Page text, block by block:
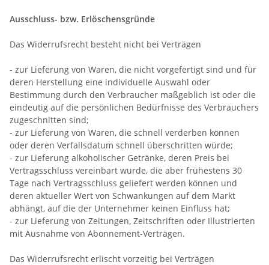
Ausschluss- bzw. Erlöschensgründe
Das Widerrufsrecht besteht nicht bei Verträgen
- zur Lieferung von Waren, die nicht vorgefertigt sind und für
deren Herstellung eine individuelle Auswahl oder
Bestimmung durch den Verbraucher maßgeblich ist oder die
eindeutig auf die persönlichen Bedürfnisse des Verbrauchers
zugeschnitten sind;
- zur Lieferung von Waren, die schnell verderben können
oder deren Verfallsdatum schnell überschritten würde;
- zur Lieferung alkoholischer Getränke, deren Preis bei
Vertragsschluss vereinbart wurde, die aber frühestens 30
Tage nach Vertragsschluss geliefert werden können und
deren aktueller Wert von Schwankungen auf dem Markt
abhängt, auf die der Unternehmer keinen Einfluss hat;
- zur Lieferung von Zeitungen, Zeitschriften oder Illustrierten
mit Ausnahme von Abonnement-Verträgen.
Das Widerrufsrecht erlischt vorzeitig bei Verträgen